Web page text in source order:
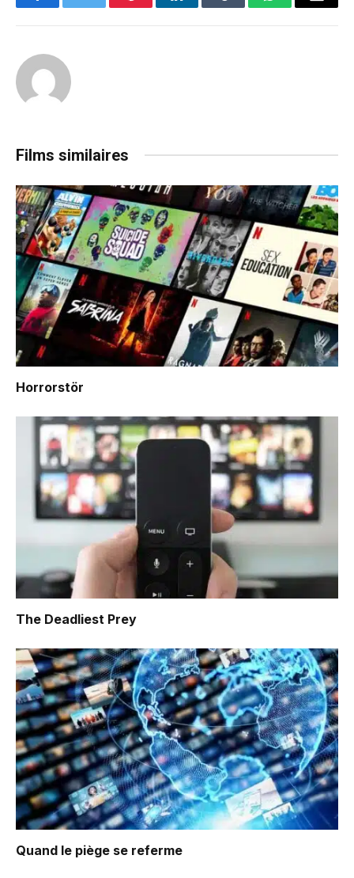
FacebookTwitter PinterestLinkedInTumblr WhatsAppEmail
Films similaires
Horrorstör
The Deadliest Prey
Quand le piège se referme